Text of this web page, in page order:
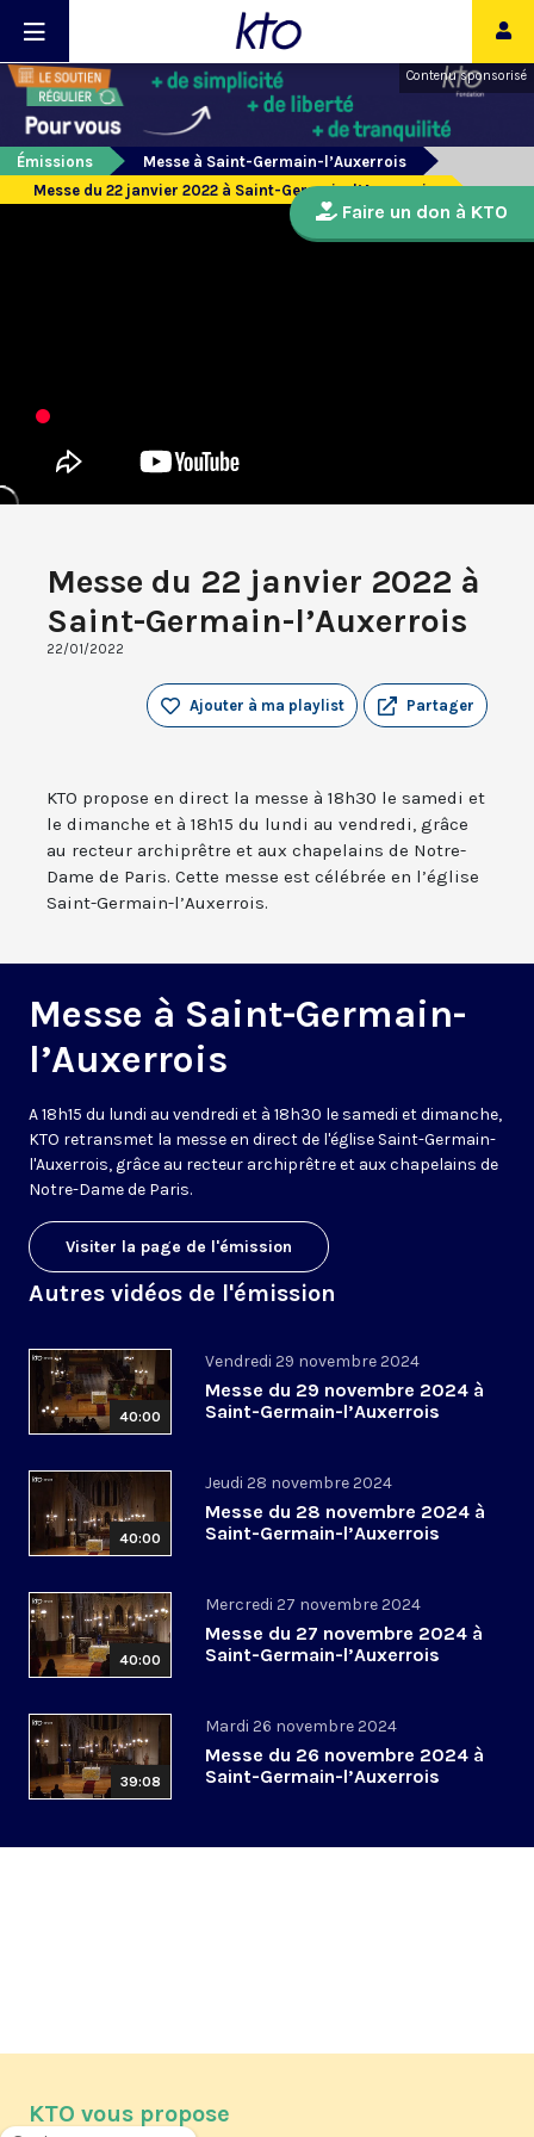
Contenu sponsorisé
Émissions
Messe à Saint-Germain-l’Auxerrois
Messe du 22 janvier 2022 à Saint-Germain-l’Auxerrois
Messe du 22 janvier 2022 à
Saint-Germain-l’Auxerrois
22/01/2022
Partager
Ajouter à ma playlist
KTO propose en direct la messe à 18h30 le samedi et
le dimanche et à 18h15 du lundi au vendredi, grâce
au recteur archiprêtre et aux chapelains de Notre-
Dame de Paris. Cette messe est célébrée en l’église
Saint-Germain-l’Auxerrois.
Messe à Saint-Germain-
l’Auxerrois
A 18h15 du lundi au vendredi et à 18h30 le samedi et dimanche,
KTO retransmet la messe en direct de l'église Saint-Germain-
l'Auxerrois, grâce au recteur archiprêtre et aux chapelains de
Notre-Dame de Paris.
Visiter la page de l'émission
Autres vidéos de l'émission
40:00
Vendredi 29 novembre 2024
Messe du 29 novembre 2024 à
Saint-Germain-l’Auxerrois
40:00
Jeudi 28 novembre 2024
Messe du 28 novembre 2024 à
Saint-Germain-l’Auxerrois
40:00
Mercredi 27 novembre 2024
Messe du 27 novembre 2024 à
Saint-Germain-l’Auxerrois
39:08
Mardi 26 novembre 2024
Messe du 26 novembre 2024 à
Saint-Germain-l’Auxerrois
Faire un don à KTO
KTO vous propose